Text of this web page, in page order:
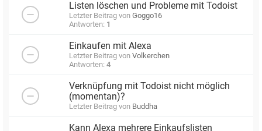
Listen löschen und Probleme mit Todoist
Letzter Beitrag von Goggo16
Antworten: 1
Einkaufen mit Alexa
Letzter Beitrag von Volkerchen
Antworten: 4
Verknüpfung mit Todoist nicht möglich
(momentan)?
Letzter Beitrag von Buddha
Kann Alexa mehrere Einkaufslisten